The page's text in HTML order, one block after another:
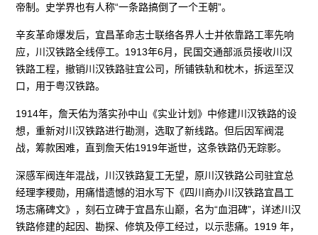
帝制。史学界也有人称“一条路搞倒了一个王朝”。
辛亥革命爆发后，宜昌革命志士联络各界人士并依靠路工率先响
应，川汉铁路全线停工。1913年6月，民国交通部派员接收川汉
铁路工程，撤销川汉铁路驻宜公司，所铺铁轨和枕木，拆运至汉
口，用于粤汉铁路。
1914年，詹天佑为落实孙中山《实业计划》中修建川汉铁路的设
想，重新对川汉铁路进行勘测，选取了新线路。但后因军阀混
战，筹款困难，直到詹天佑1919年逝世，这条铁路仍无踪影。
深感军阀连年混战，川汉铁路复工无望，原川汉铁路公司驻宜总
经理李稷勋，用痛惜遗憾的泪水写下《四川商办川汉铁路宜昌工
场志痛碑文》，刻石立碑于宜昌东山巅，名为“血泪碑”，详述川汉
铁路修建的起因、勘探、修筑及停工经过，以示悲痛。1919 年，